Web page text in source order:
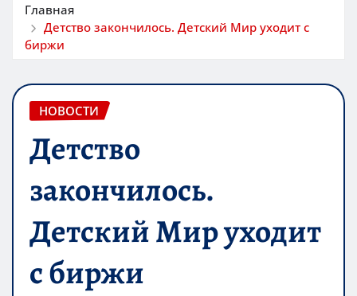
Главная
Детство закончилось. Детский Мир уходит с
биржи
НОВОСТИ
Детство
закончилось.
Детский Мир уходит
с биржи